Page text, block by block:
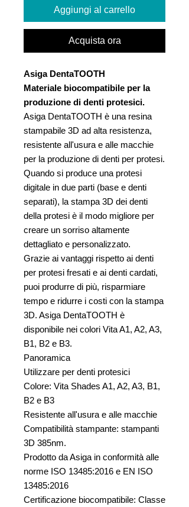
Aggiungi al carrello
Acquista ora
Asiga DentaTOOTH
Materiale biocompatibile per la
produzione di denti protesici.
Asiga DentaTOOTH è una resina
stampabile 3D ad alta resistenza,
resistente all'usura e alle macchie
per la produzione di denti per protesi.
Quando si produce una protesi
digitale in due parti (base e denti
separati), la stampa 3D dei denti
della protesi è il modo migliore per
creare un sorriso altamente
dettagliato e personalizzato.
Grazie ai vantaggi rispetto ai denti
per protesi fresati e ai denti cardati,
puoi produrre di più, risparmiare
tempo e ridurre i costi con la stampa
3D. Asiga DentaTOOTH è
disponibile nei colori Vita A1, A2, A3,
B1, B2 e B3.
Panoramica
Utilizzare per denti protesici
Colore: Vita Shades A1, A2, A3, B1,
B2 e B3
Resistente all'usura e alle macchie
Compatibilità stampante: stampanti
3D 385nm.
Prodotto da Asiga in conformità alle
norme ISO 13485:2016 e EN ISO
13485:2016
Certificazione biocompatibile: Classe